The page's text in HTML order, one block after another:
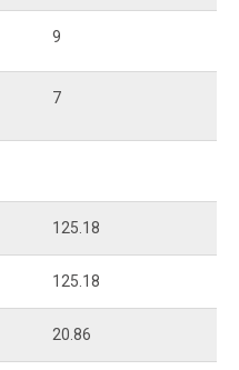
9
7
125.18
125.18
20.86